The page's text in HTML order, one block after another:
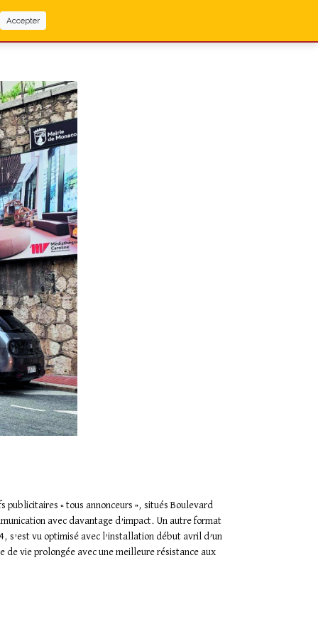
publicitaires « tous annonceurs », situés Boulevard
avec davantage d’impact. Un autre format
s’est vu optimisé avec l’installation début avril d’un
de vie prolongée avec une meilleure résistance aux
Accepter